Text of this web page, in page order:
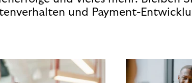
und Payment-